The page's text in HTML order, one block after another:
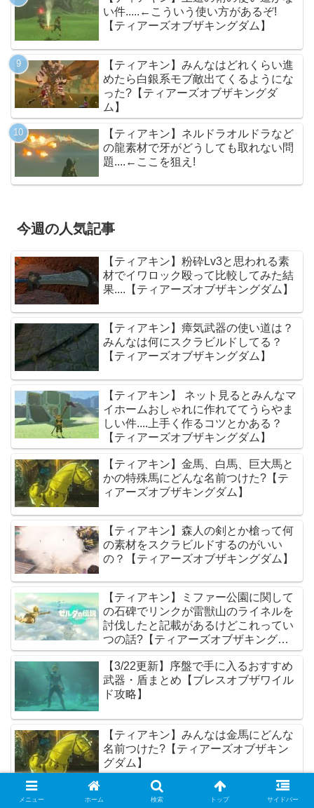
い件.....←こういう使い方があるぞ!
【ティアーズオブザキングダム】
【ティアキン】みんなはどれくらい進
めたら白銀系モブ敵出てくるようにな
った?【ティアーズオブザキングダ
ム】
【ティアキン】ネルドラオルドラなど
の龍素材で牙がどうしても取れない問
題....←ここを狙え!
今週の人気記事
【ティアキン】粉砕Lv3と思われる素
材でイワロック殴って比較してみた結
果....【ティアーズオブザキングダム】
【ティアキン】瘴気武器の使い道は？
みんなは何にスクラビルドしてる？
【ティアーズオブザキングダム】
【ティアキン】 ネット見るとみんなマ
イホームおしゃれに作れててうらやま
しい件....上手く作るコツとかある？
【ティアーズオブザキングダム】
【ティアキン】金馬、白馬、巨大馬と
かの特殊馬にどんな名前つけた?【テ
ィアーズオブザキングダム】
【ティアキン】森人の剣とか槍って何
の素材をスクラビルドするのがいい
の？【ティアーズオブザキングダム】
【ティアキン】ミファー公園に関して
の石碑でリンクが雷獣山のライネルを
討伐したと記載があるけどこれってい
つの話?【ティアーズオブザキングダ
ム】
【3/22更新】序盤で手に入るおすすめ
武器・盾まとめ【ブレスオブザワイル
ド攻略】
【ティアキン】みんなは金馬にどんな
名前つけた?【ティアーズオブザキン
グダム】
【ブレスオブザワイルド】ウオトリー
メニュー ホーム 検索 トップ サイドバー